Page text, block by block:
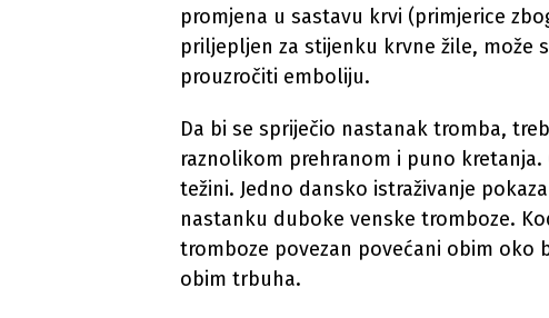
promjena u sastavu krvi (primjerice
priljepljen za stijenku krvne žile, može
prouzročiti emboliju.
Da bi se spriječio nastanak tromba,
raznolikom prehranom i puno
težini. Jedno dansko istraživanje
nastanku duboke venske tromboze.
tromboze povezan povećani obim oko
obim trbuha.